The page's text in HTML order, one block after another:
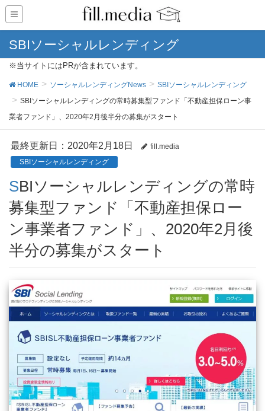
SBIソーシャルレンディング
※当サイトにはPRが含まれています。
HOME ソーシャルレンディングNews
SBIソーシャルレンディング
SBIソーシャルレンディングの常時募集型ファンド「不動産担保ローン事
業者ファンド」、2020年2月後半分の募集がスタート
最終更新日：2020年2月18日
fill.media
SBIソーシャルレンディング
SBIソーシャルレンディングの常時
募集型ファンド「不動産担保ロー
ン事業者ファンド」、2020年2月後
半分の募集がスタート